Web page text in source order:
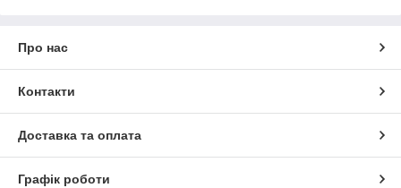
Про нас
Контакти
Доставка та оплата
Графік роботи